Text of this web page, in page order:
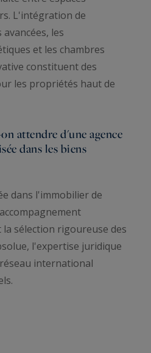
L'intégration de
les
et les chambres
constituent des
les propriétés haut de
attendre d'une agence
dans les biens
dans l'immobilier de
sélection rigoureuse des
l'expertise juridique
international